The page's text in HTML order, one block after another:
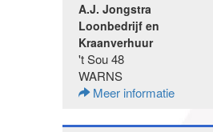
A.J. Jongstra
Loonbedrijf en
Kraanverhuur
't Sou 48
WARNS
Meer informatie